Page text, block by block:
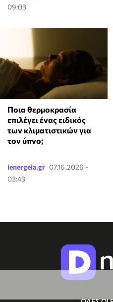
09:03
Ποια θερμοκρασία
επιλέγει ένας ειδικός
των κλιματιστικών για
τον ύπνο;
ienergeia.gr 07.16.2026 -
03:43